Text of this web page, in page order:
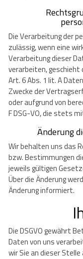
Die Verarbeitung der
zulässig, wenn eine
Verarbeitung dieser
verarbeiten, geschieht
Art. 6 Abs. 1 lit. A
Zwecke der
oder aufgrund von
F DSG-VO, die stets
Änderung
Wir behalten uns das
bzw. Bestimmungen
jeweils gültigen
Über die Änderung
Änderung informiert.
Die DSGVO gewährt
Daten von uns
wir Sie an dieser